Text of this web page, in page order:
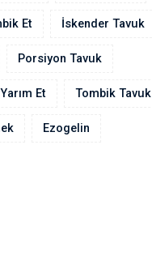
Et İskender Tavuk
Porsiyon Tavuk
Yarım Et Tombik Tavuk
Ezogelin